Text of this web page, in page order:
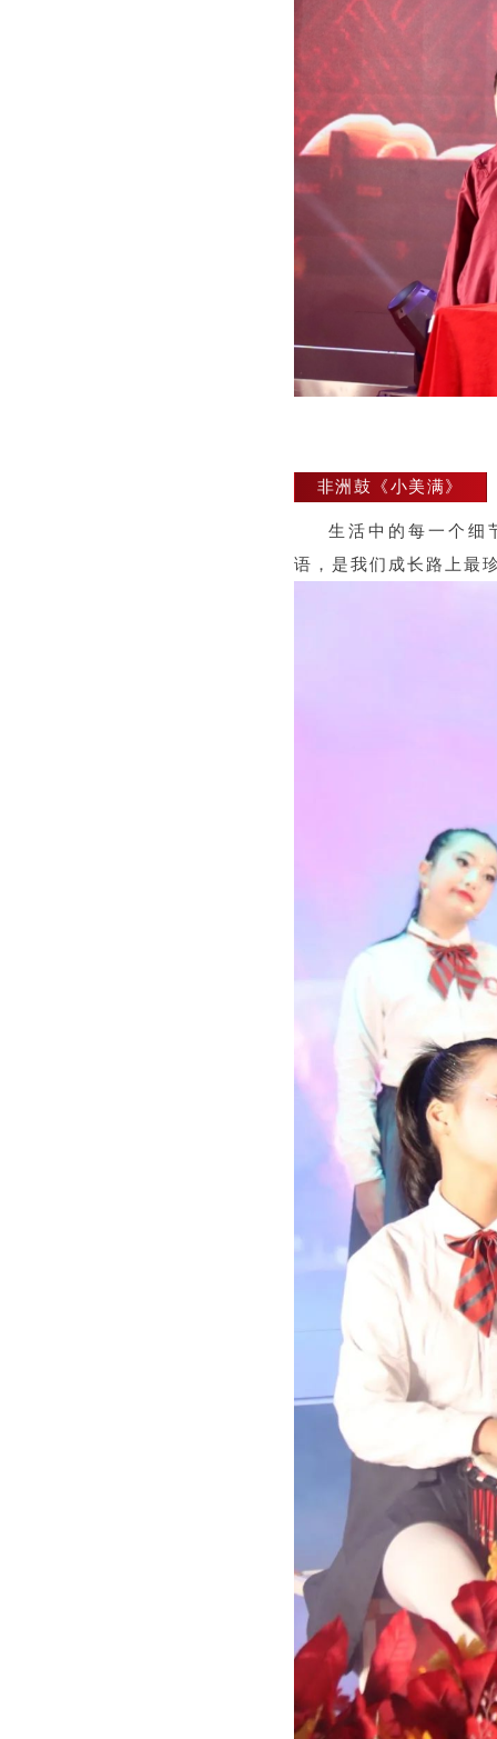
非洲鼓《小美满》
生活中的每一个细
语，是我们成长路上最